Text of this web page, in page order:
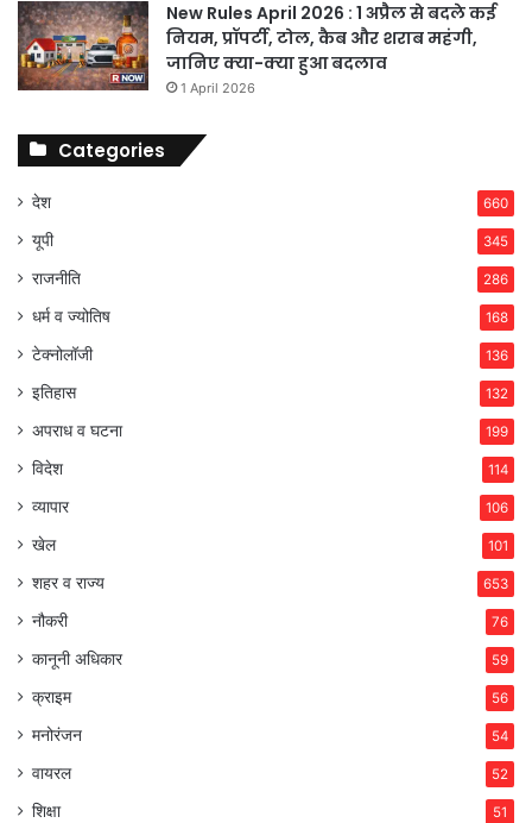
New Rules April 2026 : 1 अप्रैल से बदले कई
नियम, प्रॉपर्टी, टोल, कैब और शराब महंगी,
जानिए क्या-क्या हुआ बदलाव
1 April 2026
Categories
देश 660
यूपी 345
राजनीति 286
धर्म व ज्योतिष 168
टेक्नोलॉजी 136
इतिहास 132
अपराध व घटना 199
विदेश 114
व्यापार 106
खेल 101
शहर व राज्य 653
नौकरी 76
कानूनी अधिकार 59
क्राइम 56
मनोरंजन 54
वायरल 52
शिक्षा 51